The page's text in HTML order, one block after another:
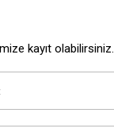
Gönder
kayıt olabilirsiniz.